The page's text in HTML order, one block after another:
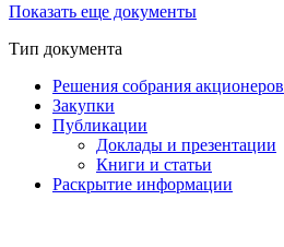
Показать еще документы
Тип документа
Решения собрания акционеров
Закупки
Публикации
Доклады и презентации
Книги и статьи
Раскрытие информации